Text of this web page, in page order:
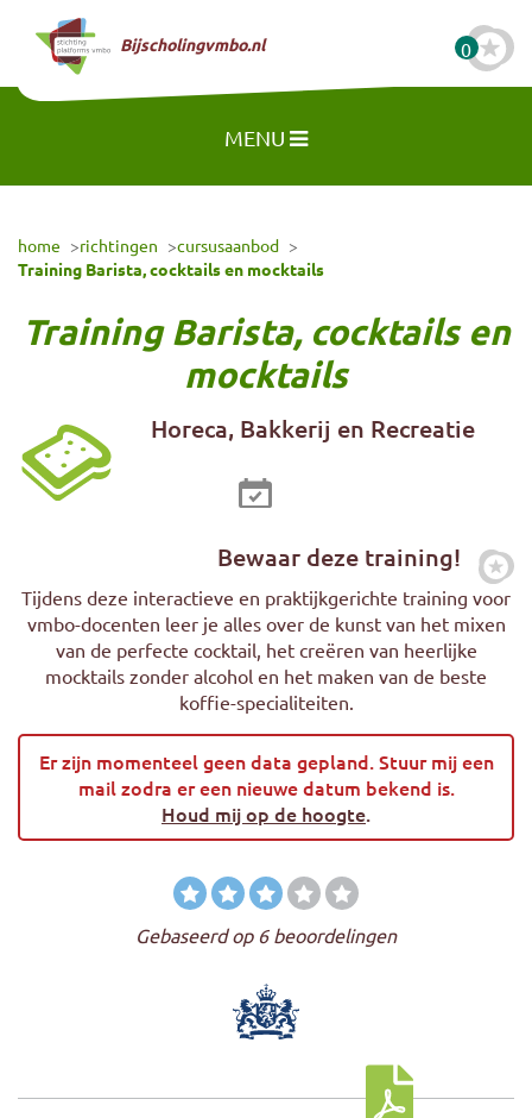
Naar hoofdinhoud
Bijscholingvmbo.nl 0
MENU
home richtingen
cursusaanbod
Training Barista, cocktails en mocktails
Training Barista, cocktails en
mocktails
Horeca, Bakkerij en Recreatie
Bewaar deze training!
Tijdens deze interactieve en praktijkgerichte training voor
vmbo-docenten leer je alles over de kunst van het mixen
van de perfecte cocktail, het creëren van heerlijke
mocktails zonder alcohol en het maken van de beste
koffie-specialiteiten.
Er zijn momenteel geen data gepland. Stuur mij een
mail zodra er een nieuwe datum bekend is.
Houd mij op de hoogte.
Gebaseerd op 6 beoordelingen
Download cursus